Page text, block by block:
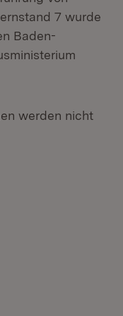
7 wurde
Baden-
werden nicht